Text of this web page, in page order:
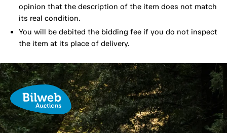
opinion that the description of the item does not match
its real condition.
You will be debited the bidding fee if you do not inspect
the item at its place of delivery.